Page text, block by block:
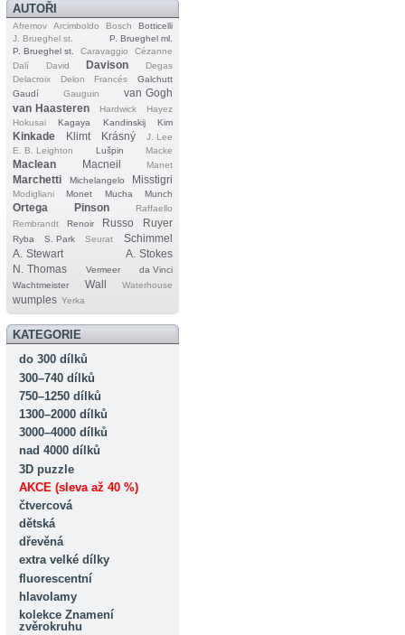
AUTOŘI
Afremov Arcimboldo Bosch
Botticelli
J. Brueghel st.
P. Brueghel ml.
P. Brueghel st.
Caravaggio
Cézanne
Dalí
David Davison
Degas
Delacroix
Delon Francés
Galchutt
Gaudí
Gauguin
van Gogh
van Haasteren
Hardwick
Hayez
Hokusai
Kagaya Kandinskij Kim
Kinkade Klimt Krásný
J. Lee
E. B. Leighton
Lušpin Macke
Maclean Macneil Manet
Marchetti Michelangelo Misstigri
Modigliani Monet Mucha Munch
Ortega Pinson
Raffaello
Rembrandt
Renoir Russo Ruyer
Ryba S. Park Seurat
Schimmel
A. Stewart
A. Stokes
N. Thomas
Vermeer
da Vinci
Wachtmeister
Wall Waterhouse
wumples Yerka
KATEGORIE
do 300 dílků
300–740 dílků
750–1250 dílků
1300–2000 dílků
3000–4000 dílků
nad 4000 dílků
3D puzzle
AKCE (sleva až 40 %)
čtvercová
dětská
dřevěná
extra velké dílky
fluorescentní
hlavolamy
kolekce Znamení
zvěrokruhu